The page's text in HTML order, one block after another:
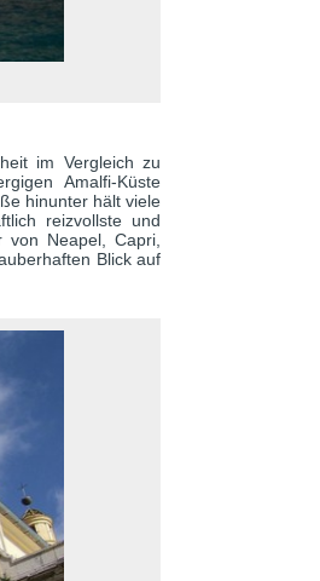
im Vergleich zu
Amalfi-Küste
hinunter hält viele
reizvollste und
Neapel, Capri,
Blick auf